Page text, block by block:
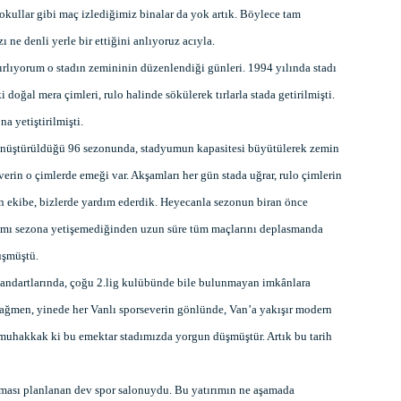
gibi maç izlediğimiz binalar da yok artık. Böylece tam
ne denli yerle bir ettiğini anlıyoruz acıyla.
o stadın zemininin düzenlendiği günleri. 1994 yılında stadı
mera çimleri, rulo halinde sökülerek tırlarla stada getirilmişti.
yetiştirilmişti.
96 sezonunda, stadyumun kapasitesi büyütülerek zemin
o çimlerde emeği var. Akşamları her gün stada uğrar, rulo çimlerin
ekibe, bizlerde yardım ederdik. Heyecanla sezonun biran önce
sezona yetişemediğinden uzun süre tüm maçlarını deplasmanda
çoğu 2.lig kulübünde bile bulunmayan imkânlara
yinede her Vanlı sporseverin gönlünde, Van’a yakışır modern
ki bu emektar stadımızda yorgun düşmüştür. Artık bu tarih
planlanan dev spor salonuydu. Bu yatırımın ne aşamada